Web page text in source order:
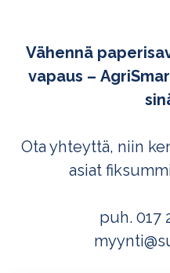
Vähennä
vapaus –
Ota yhteyttä, niin
asiat
puh. 017